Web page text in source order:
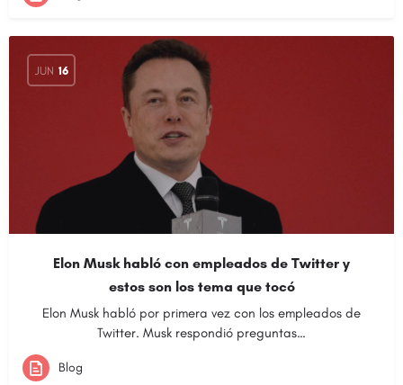
JUN 16
Elon Musk habló con empleados de Twitter y
estos son los tema que tocó
Elon Musk habló por primera vez con los empleados de
Twitter. Musk respondió preguntas…
Blog